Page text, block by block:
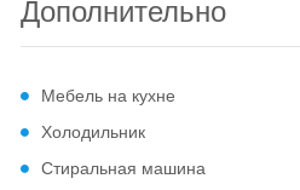
Дополнительно
Мебель на кухне
Холодильник
Стиральная машина